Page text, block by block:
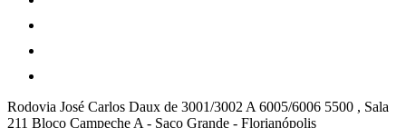
Rodovia José Carlos Daux de 3001/3002 A 6005/6006 5500 , Sala
211 Bloco Campeche A - Saco Grande - Florianópolis